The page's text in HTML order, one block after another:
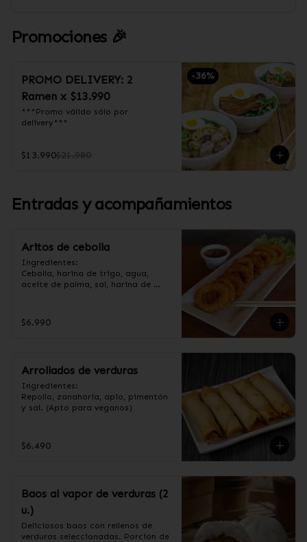
Promociones 🎉
-36%
PROMO DELIVERY: 2
Ramen x $13.990
***Promo válido sólo por
delivery***
$13.990$21.980
Entradas y acompañamientos
Aritos de cebolla
Ingredientes:
Cebolla, harina de trigo, agua,
aceite de palma, sal, harina de
$6.990
Arrollados de verduras
Ingredientes:
Repollo, zanahoria, apio, pimentón
y sal. (Apto para veganos)
$6.490
Baos al vapor de verduras (2
u.)
Deliciosos baos con rellenos de
verduras seleccionadas. Porción de